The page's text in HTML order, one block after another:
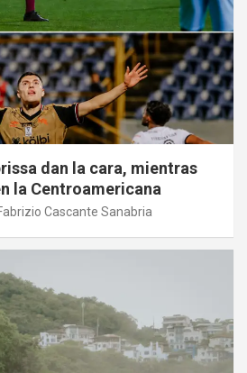
dan la cara, mientras
la Centroamericana
Cascante Sanabria